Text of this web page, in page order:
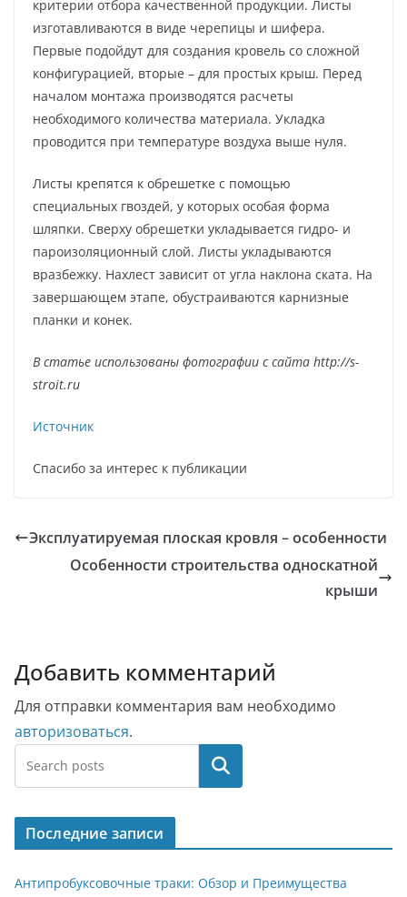
критерии отбора качественной продукции. Листы
изготавливаются в виде черепицы и шифера.
Первые подойдут для создания кровель со сложной
конфигурацией, вторые – для простых крыш. Перед
началом монтажа производятся расчеты
необходимого количества материала. Укладка
проводится при температуре воздуха выше нуля.
Листы крепятся к обрешетке с помощью
специальных гвоздей, у которых особая форма
шляпки. Сверху обрешетки укладывается гидро- и
пароизоляционный слой. Листы укладываются
вразбежку. Нахлест зависит от угла наклона ската. На
завершающем этапе, обустраиваются карнизные
планки и конек.
В статье использованы фотографии с сайта http://s-
stroit.ru
Источник
Спасибо за интерес к публикации
Эксплуатируемая плоская кровля – особенности
Особенности строительства односкатной
крыши
Добавить комментарий
Для отправки комментария вам необходимо
авторизоваться.
Поиск
Последние записи
Антипробуксовочные траки: Обзор и Преимущества